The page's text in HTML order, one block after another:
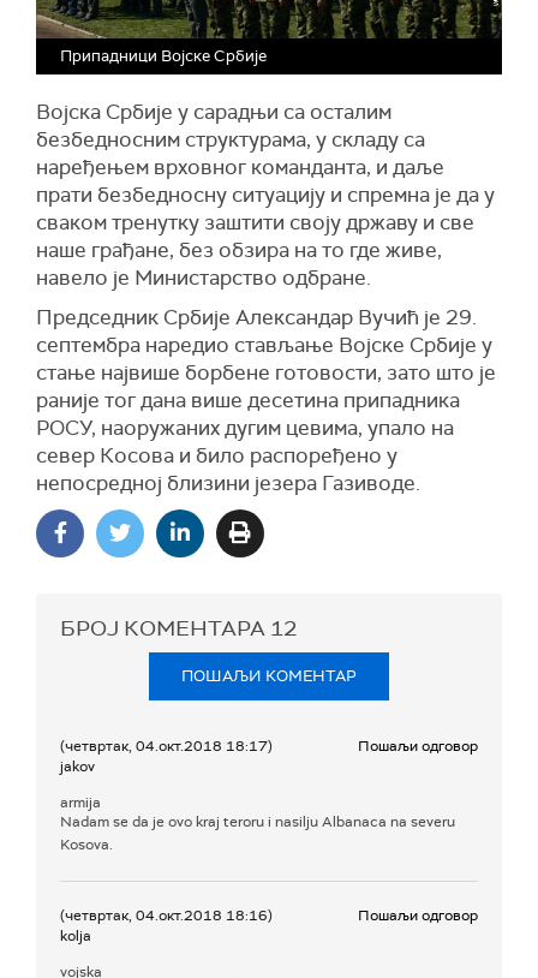
Припадници Војске Србије
Војска Србије у сарадњи са осталим
безбедносним структурама, у складу са
наређењем врховног команданта, и даље
прати безбедносну ситуацију и спремна је да у
сваком тренутку заштити своју државу и све
наше грађане, без обзира на то где живе,
навело је Министарство одбране.
Председник Србије Александар Вучић је 29.
септембра наредио стављање Војске Србије у
стање највише борбене готовости, зато што је
раније тог дана више десетина припадника
РОСУ, наоружаних дугим цевима, упало на
север Косова и било распоређено у
непосредној близини језера Газиводе.
БРОЈ КОМЕНТАРА 12
ПОШАЉИ КОМЕНТАР
(четвртак, 04.окт.2018 18:17)
jakov
Пошаљи одговор
armija
Nadam se da je ovo kraj teroru i nasilju Albanaca na severu
Kosova.
(четвртак, 04.окт.2018 18:16)
kolja
Пошаљи одговор
vojska